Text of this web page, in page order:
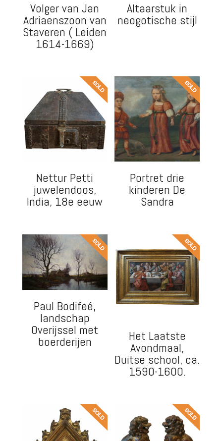
Volger van Jan
Adriaenszoon van
Staveren ( Leiden
1614-1669)
Altaarstuk in
neogotische stijl
Nettur Petti
juwelendoos,
India, 18e eeuw
Portret drie
kinderen De
Sandra
Paul Bodifeé,
landschap
Overijssel met
boerderijen Het Laatste
Avondmaal,
Duitse school, ca.
1590-1600.